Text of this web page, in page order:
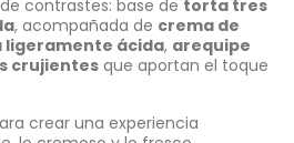
contrastes: base de torta tres
, acompañada de crema de
ligeramente ácida, arequipe
crujientes que aportan el toque
crear una experiencia